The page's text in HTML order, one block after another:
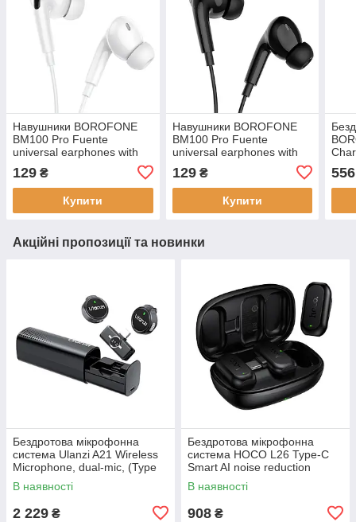
Навушники BOROFONE
BM100 Pro Fuente
universal earphones with
microphone White, 3.5 мм,
вакуумні, 1.2 м
129 ₴
Купити
Навушники BOROFONE
BM100 Pro Fuente
universal earphones with
вакуумні, 3.5 мм
129₴
Купити
556
Акційні пропозиції та новинки
Бездротова мікрофонна
система Ulanzi A21 Wireless
Microphone, dual-mic, (Type
C) Black
В наявності
2 229 ₴
Бездротова мікрофонна
система HOCO L26 Type-C
Smart AI noise reduction
wireless microphone Black
В наявності
908 ₴